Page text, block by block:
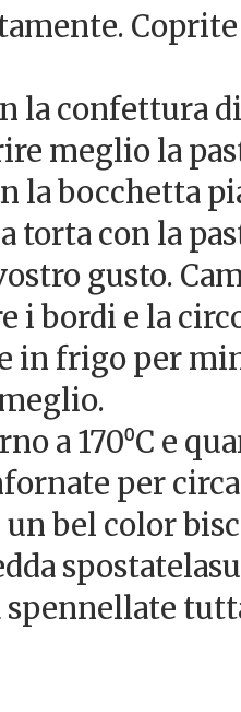
la confettura
meglio la
la bocchetta
torta con la
gusto.
i bordi e la
in frigo per
a 170⁰C e
per
bel color
spennellate